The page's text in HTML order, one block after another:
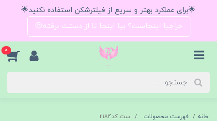
🌟برای عملکرد بهتر و سریع از فیلترشکن استفاده نکنید🌟
حراجیا اینجاست؟ بیا اینجا تا از دستت نرفته😍
0
خانه فهرست محصولات ست کد۲۱۸۴